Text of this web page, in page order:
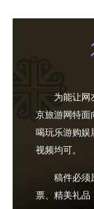
为能让网
京旅游网特面
喝玩乐游购娱
视频均可。
稿件必须
票、精美礼品